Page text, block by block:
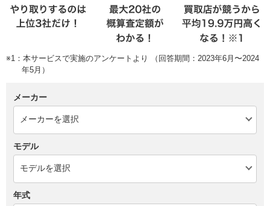
※1：本サービスで実施のアンケートより （回答期間：2023年6月〜2024
年5月）
メーカー
モデル
年式